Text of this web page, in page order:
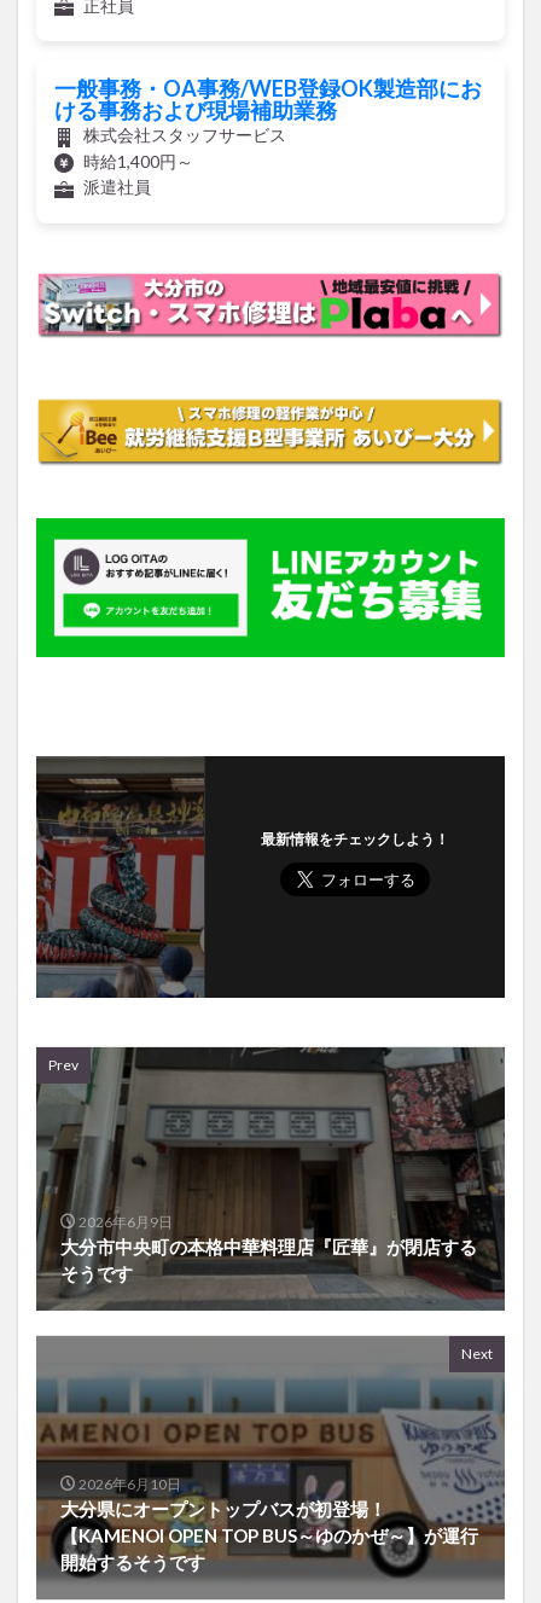
正社員
一般事務・OA事務/WEB登録OK製造部にお
ける事務および現場補助業務
株式会社スタッフサービス
時給1,400円～
派遣社員
最新情報をチェックしよう！
Prev
2026年6月9日
大分市中央町の本格中華料理店『匠華』が閉店する
そうです
Next
2026年6月10日
大分県にオープントップバスが初登場！
【KAMENOI OPEN TOP BUS～ゆのかぜ～】が運行
開始するそうです